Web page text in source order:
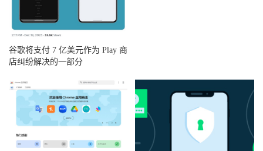
谷歌将支付 7 亿美元作为 Play 商
店纠纷解决的一部分